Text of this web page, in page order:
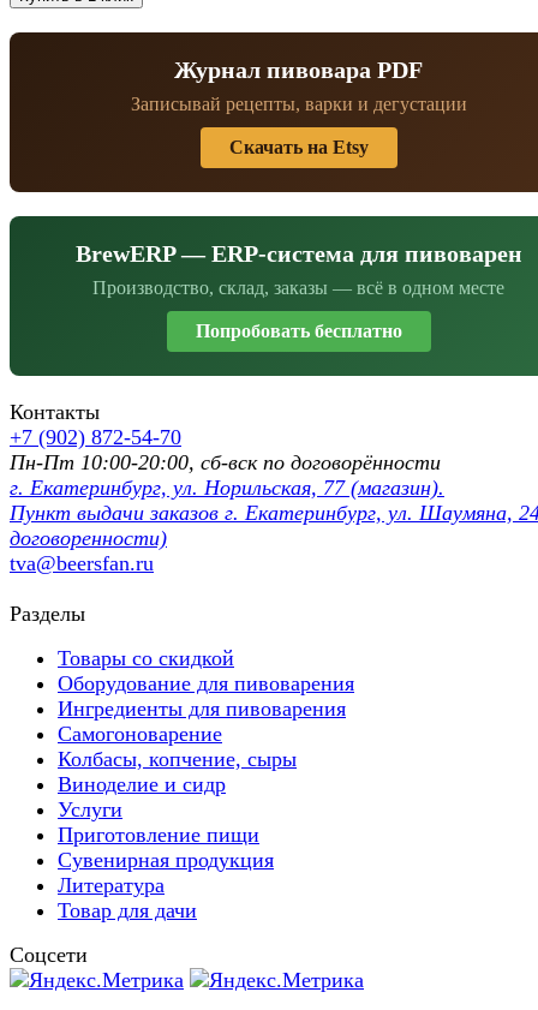
Журнал пивовара PDF
Записывай рецепты, варки и дегустации
Скачать на Etsy
BrewERP — ERP-система для пивоварен
Производство, склад, заказы — всё в одном месте
Попробовать бесплатно
Контакты
+7 (902) 872-54-70
Пн-Пт 10:00-20:00, сб-вск по договорённости
г. Екатеринбург, ул. Норильская, 77 (магазин).
Пункт выдачи заказов г. Екатеринбург, ул. Шаумяна,
договоренности)
tva@beersfan.ru
Разделы
Товары со скидкой
Оборудование для пивоварения
Ингредиенты для пивоварения
Самогоноварение
Колбасы, копчение, сыры
Виноделие и сидр
Услуги
Приготовление пищи
Сувенирная продукция
Литература
Товар для дачи
Соцсети